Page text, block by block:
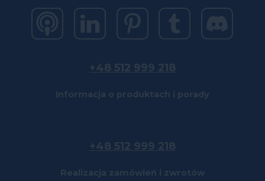
+48 512 999 218
Informacja o produktach i porady
+48 512 999 218
Realizacja zamówień i zwrotów